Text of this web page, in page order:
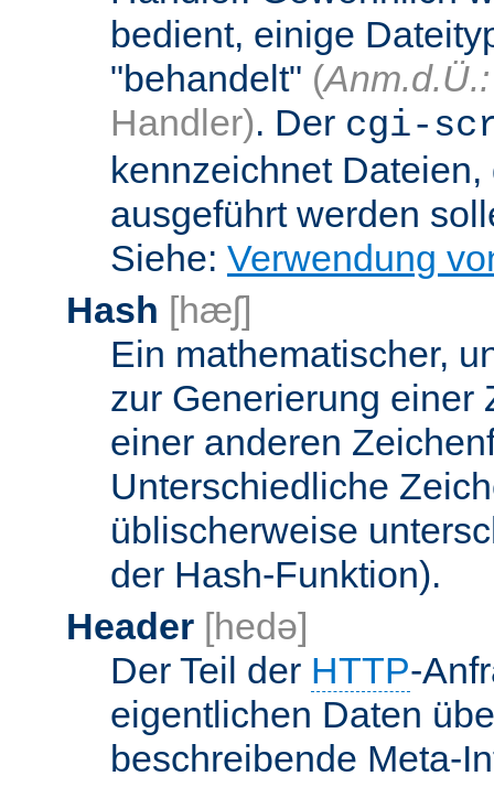
bedient, einige
"behandelt" (Anm.d.Ü.:
Handler). Der cgi-
kennzeichnet
ausgeführt werden
Siehe: Verwendung
Hash [hæʃ]
Ein mathematischer,
zur Generierung einer
einer anderen
Unterschiedliche
üblischerweise
der Hash-Funktion).
Header [hedə]
Der Teil der HTTP-
eigentlichen Daten
beschreibende Meta-